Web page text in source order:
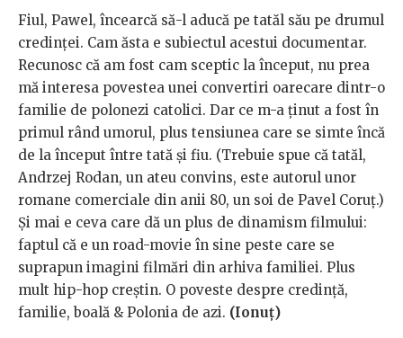
Fiul, Pawel, încearcă să-l aducă pe tatăl său pe drumul
credinței. Cam ăsta e subiectul acestui documentar.
Recunosc că am fost cam sceptic la început, nu prea
mă interesa povestea unei convertiri oarecare dintr-o
familie de polonezi catolici. Dar ce m-a ținut a fost în
primul rând umorul, plus tensiunea care se simte încă
de la început între tată și fiu. (Trebuie spue că tatăl,
Andrzej Rodan, un ateu convins, este autorul unor
romane comerciale din anii 80, un soi de Pavel Coruț.)
Și mai e ceva care dă un plus de dinamism filmului:
faptul că e un road-movie în sine peste care se
suprapun imagini filmări din arhiva familiei. Plus
mult hip-hop creștin. O poveste despre credință,
familie, boală & Polonia de azi. (Ionuț)